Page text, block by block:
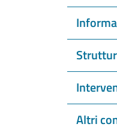
Altri